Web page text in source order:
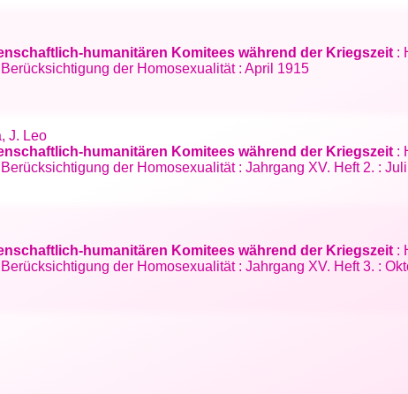
humanitären Komitees während der Kriegszeit :
der Homosexualität : April 1915
J. Leo
humanitären Komitees während der Kriegszeit :
der Homosexualität : Jahrgang XV. Heft 2. :
humanitären Komitees während der Kriegszeit :
der Homosexualität : Jahrgang XV. Heft 3. :